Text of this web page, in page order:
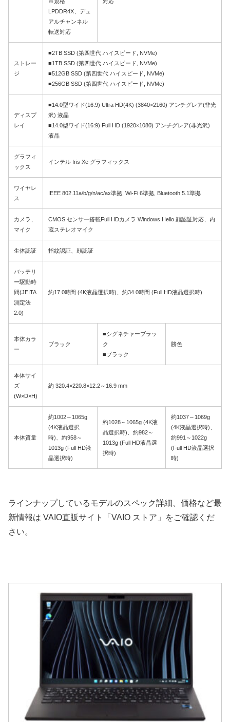
LPDDR4X、デュ
アルチャンネル
転送対応
ストレー
ジ
■2TB SSD (第四世代 ハイスピード, NVMe)
■1TB SSD (第四世代 ハイスピード, NVMe)
■512GB SSD (第四世代 ハイスピード, NVMe)
■256GB SSD (第四世代 ハイスピード, NVMe)
ディスプ
レイ
■14.0型ワイド(16:9) Ultra HD(4K) (3840×2160) アンチグレア(非光
沢) 液晶
■14.0型ワイド(16:9) Full HD (1920×1080) アンチグレア(非光沢)
液晶
グラフィ
ックス
インテル Iris Xe グラフィックス
ワイヤレ
ス
IEEE 802.11a/b/g/n/ac/ax準拠, Wi-Fi 6準拠, Bluetooth 5.1準拠
カメラ、
マイク
CMOS センサー搭載Full HDカメラ Windows Hello 顔認証対応、内
蔵ステレオマイク
生体認証 指紋認証、顔認証
バッテリ
ー駆動時
間(JEITA
測定法
2.0)
約17.0時間 (4K液晶選択時)、約34.0時間 (Full HD液晶選択時)
本体カラ
ー
ブラック
■シグネチャーブラッ
ク
■ブラック
勝色
本体サイ
ズ
(W×D×H)
約 320.4×220.8×12.2～16.9 mm
本体質量
約1002～1065g
(4K液晶選択
時)、約958～
1013g (Full HD液
晶選択時)
約1028～1065g (4K液
晶選択時)、約982～
1013g (Full HD液晶選
択時)
約1037～1069g
(4K液晶選択時)、
約991～1022g
(Full HD液晶選択
時)
ラインナップしているモデルのスペック詳細、価格など最
新情報は VAIO直販サイト「VAIO ストア」をご確認くだ
さい。